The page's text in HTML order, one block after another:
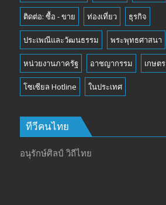
ติดต่อ: ซื้อ - ขาย ท่องเที่ยว ธุรกิจ
ประเพณีและวัฒนธรรม พระพุทธศาสนา
หน่วยงานภาครัฐ อาชญากรรม เกษตร
โซเซียล Hotline ในประเทศ
ทีวีคนไทย
อนุรักษ์ศิลป์ วิถีไทย